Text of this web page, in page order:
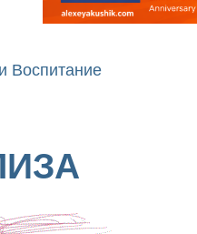
Воспитание